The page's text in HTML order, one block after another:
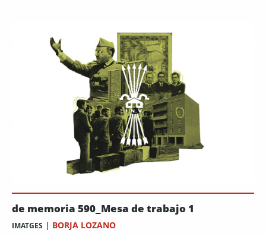
de memoria 590_Mesa de trabajo 1
IMATGES | BORJA LOZANO